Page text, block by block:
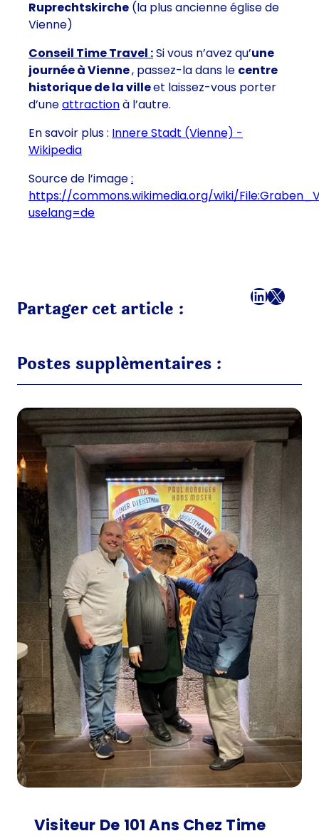
Ruprechtskirche (la plus ancienne église de
Vienne)
Conseil Time Travel :Si vous n’avez qu’une
journée à Vienne, passez-la dans le centre
historique de la villeet laissez-vous porter
d’uneattractionà l’autre.
En savoir plus : Innere Stadt (Vienne) -
Wikipedia
Source de l’image:
https://commons.wikimedia.org/wiki/
uselang=de
Partager cet article :
Facebook
LinkedIn
X E-
Postes supplémentaires :
Visiteur De 101 Ans Chez Time